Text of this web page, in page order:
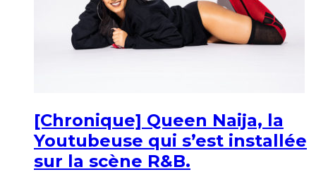
[Chronique] Queen Naija, la
Youtubeuse qui s’est installée
sur la scène R&B.